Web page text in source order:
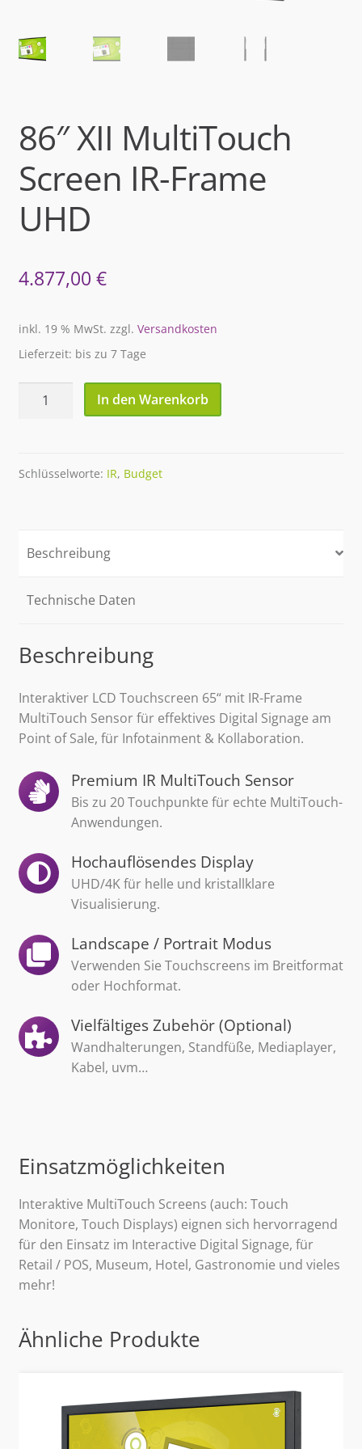
86″ XII MultiTouch
Screen IR-Frame
UHD
4.877,00 €
inkl. 19 % MwSt. zzgl. Versandkosten
Lieferzeit: bis zu 7 Tage
IR-
In den Warenkorb
Schlüsselworte: IR, Budget
Beschreibung
Technische Daten
Beschreibung
Interaktiver LCD Touchscreen 65“ mit IR-Frame
MultiTouch Sensor für effektives Digital Signage am
Point of Sale, für Infotainment & Kollaboration.
Premium IR MultiTouch Sensor
Bis zu 20 Touchpunkte für echte MultiTouch-
Anwendungen.
Hochauflösendes Display
UHD/4K für helle und kristallklare
Visualisierung.
Landscape / Portrait Modus
Verwenden Sie Touchscreens im Breitformat
oder Hochformat.
Vielfältiges Zubehör (Optional)
Wandhalterungen, Standfüße, Mediaplayer,
Kabel, uvm…
Einsatzmöglichkeiten
Interaktive MultiTouch Screens (auch: Touch
Monitore, Touch Displays) eignen sich hervorragend
für den Einsatz im Interactive Digital Signage, für
Retail / POS, Museum, Hotel, Gastronomie und vieles
mehr!
Ähnliche Produkte